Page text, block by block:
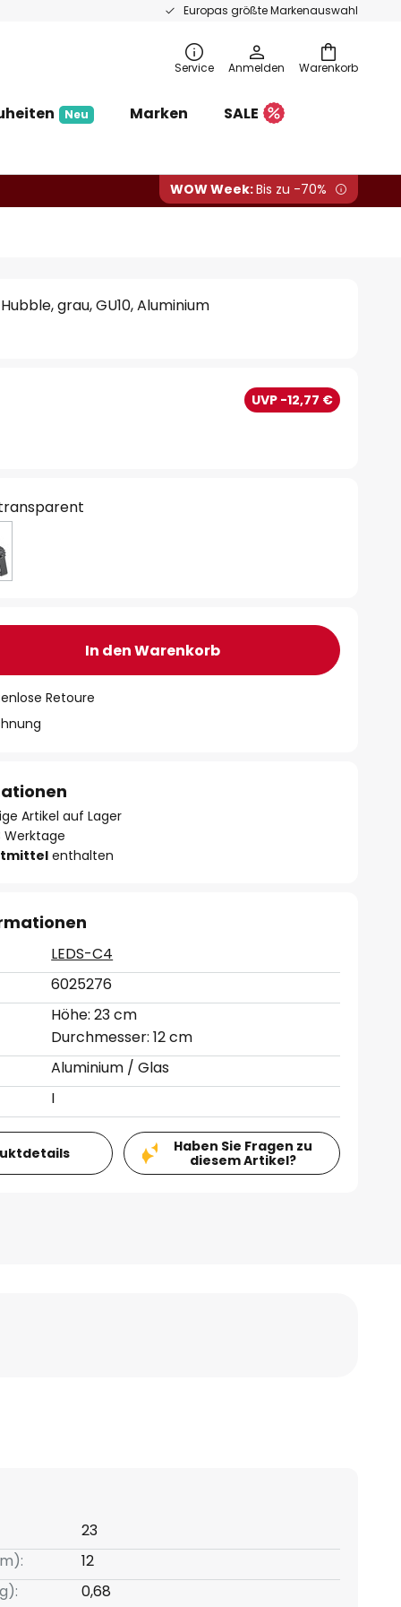
Europas größte Markenauswahl
Warenkorb
Service Anmelden
Neu Marken
SALE
WOW Week:Bis zu -70%
grau, GU10, Aluminium
UVP -12,77 €
In den Warenkorb
Retoure
Artikel auf Lager
Werktage
enthalten
LEDS-C4
6025276
Höhe: 23 cm
Durchmesser: 12 cm
Aluminium / Glas
I
Haben Sie Fragen zu
diesem Artikel?
23
12
0,68